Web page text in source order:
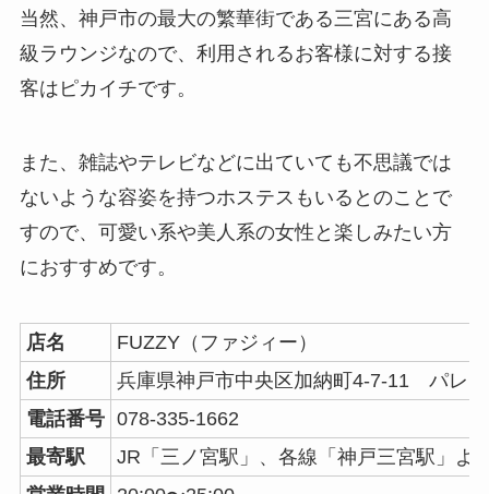
当然、神戸市の最大の繁華街である三宮にある高
級ラウンジなので、利用されるお客様に対する接
客はピカイチです。
また、雑誌やテレビなどに出ていても不思議では
ないような容姿を持つホステスもいるとのことで
すので、可愛い系や美人系の女性と楽しみたい方
におすすめです。
店名
FUZZY（ファジィー）
住所
兵庫県神戸市中央区加納町4-7-11 パレ
電話番号 078-335-1662
最寄駅
JR「三ノ宮駅」、各線「神戸三宮駅」よ